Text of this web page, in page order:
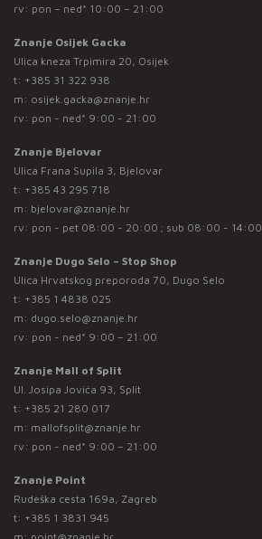
rv: pon – ned* 10:00 – 21:00
Znanje Osijek Gacka
Ulica kneza Trpimira 20, Osijek
t: +385 31 322 938
m: osijek.gacka@znanje.hr
rv: pon - ned* 9:00 - 21:00
Znanje Bjelovar
Ulica Frana Supila 3, Bjelovar
t: +385 43 295 718
m: bjelovar@znanje.hr
rv: pon - pet 08:00 - 20:00 ; sub 08:00 - 14:00
Znanje Dugo Selo – Stop Shop
Ulica Hrvatskog preporoda 70, Dugo Selo
t: +385 1 4838 025
m: dugo.selo@znanje.hr
rv: pon - ned* 9:00 – 21:00
Znanje Mall of Split
Ul. Josipa Jovića 93, Split
t: +385 21 280 017
m: mallofsplit@znanje.hr
rv: pon - ned* 9:00 – 21:00
Znanje Point
Rudeška cesta 169a, Zagreb
t: +385 1 3831 945